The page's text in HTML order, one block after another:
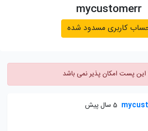
mycustomerr
کاربری مسدود شده
پست امکان پذیر نمی باشد
5 سال پیش